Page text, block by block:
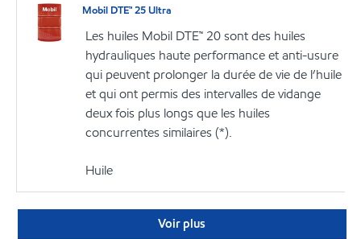
Mobil DTE™ 25 Ultra
Les huiles Mobil DTE™ 20 sont des huiles
hydrauliques haute performance et anti-usure
qui peuvent prolonger la durée de vie de l’huile
et qui ont permis des intervalles de vidange
deux fois plus longs que les huiles
concurrentes similaires (*).
Huile
Voir plus